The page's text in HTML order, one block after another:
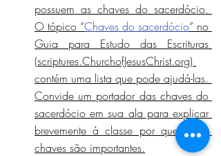
possuem as chaves do sacerdócio.
O tópico “Chaves do sacerdócio” no
Guia para Estudo das Escrituras
(scriptures.ChurchofJesusChrist.org)
contém uma lista que pode ajudá-las.
Convide um portador das chaves do
sacerdócio em sua ala para explicar
brevemente à classe por que essas
chaves são importantes.